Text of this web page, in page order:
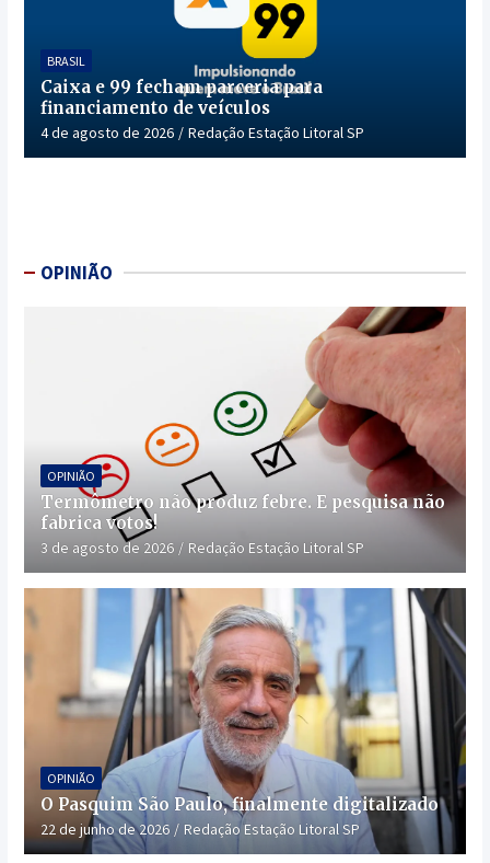
BRASIL
Caixa e 99 fecham parceria para
financiamento de veículos
4 de agosto de 2026 Redação Estação Litoral SP
OPINIÃO
OPINIÃO
Termômetro não produz febre. E pesquisa não
fabrica votos!
3 de agosto de 2026 Redação Estação Litoral SP
OPINIÃO
O Pasquim São Paulo, finalmente digitalizado
22 de junho de 2026 Redação Estação Litoral SP